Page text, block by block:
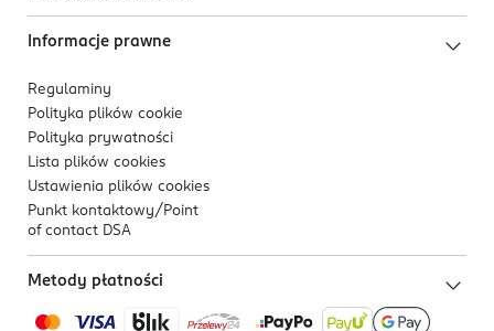
Informacje prawne
Regulaminy
Polityka plików cookie
Polityka prywatności
Lista plików cookies
Ustawienia plików cookies
Punkt kontaktowy/ Point
of contact DSA
Metody płatności